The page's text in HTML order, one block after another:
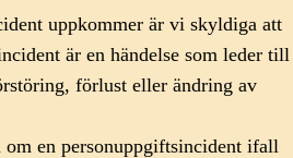
uppkommer är vi skyldiga att
är en händelse som leder till
förlust eller ändring av
om en personuppgiftsincident ifall